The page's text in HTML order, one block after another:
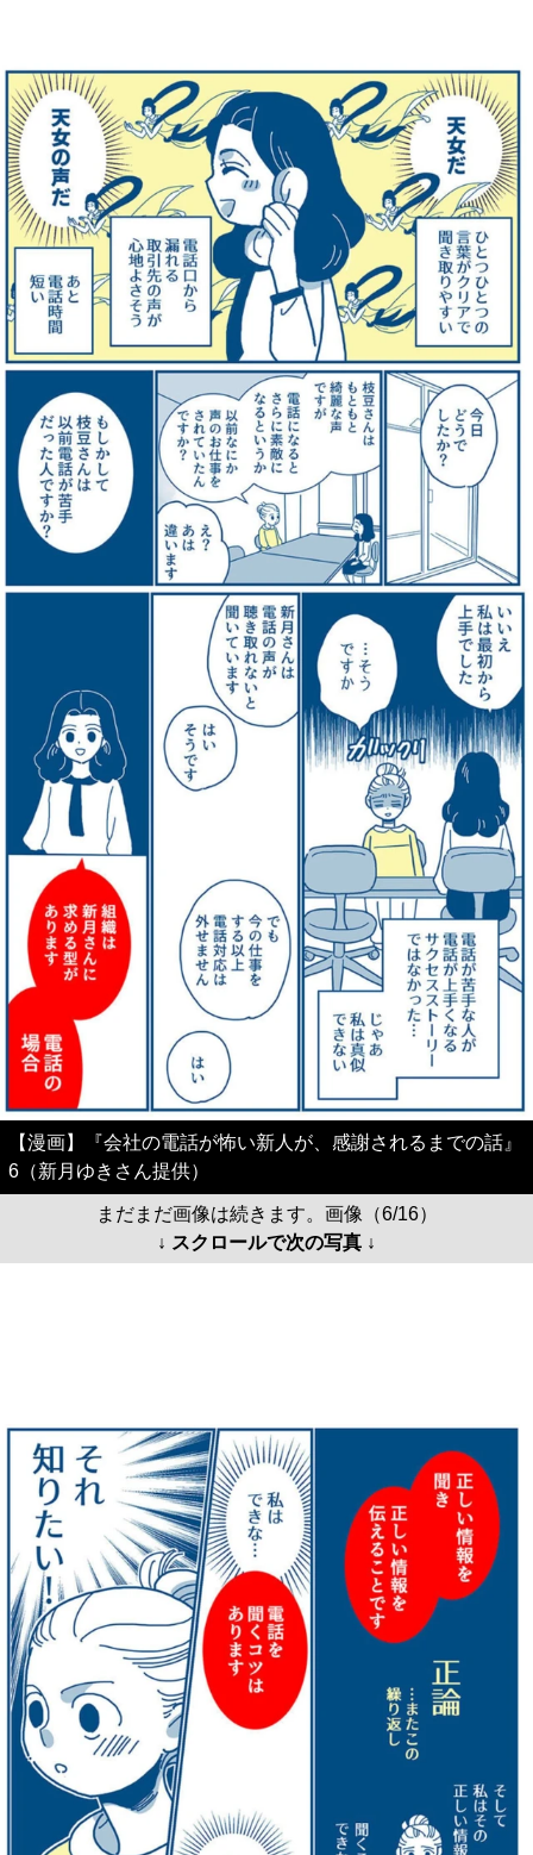
【漫画】『会社の電話が怖い新人が、感謝されるまでの話』
6（新月ゆきさん提供）
まだまだ画像は続きます。画像（6/16）
↓ スクロールで次の写真 ↓